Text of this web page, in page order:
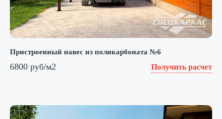
Пристроенный навес из поликарбоната №6
6800 руб/м2 Получить расчет